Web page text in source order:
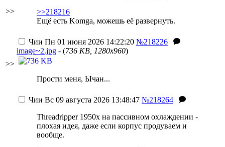
>>
>>218216
Ещё есть Komga, можешь её развернуть.
>>
Чии Пн 01 июня 2026 14:22:20 №218226
image~2.jpg - (736 KB, 1280x960)
Прости меня, Ычан...
Чии Вс 09 августа 2026 13:48:47 №218264
Threadripper 1950x на пассивном охлаждении -
плохая идея, даже если корпус продуваем и
вообще.